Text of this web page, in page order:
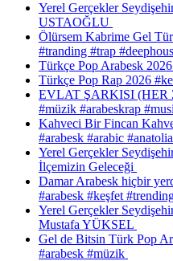
Yerel Gerçekler
USTAOĞLU
Ölürsem Kabrime Gel
#tranding #trap
Türkçe Pop Arabesk
Türkçe Pop Rap 2026
EVLAT ŞARKISI
#müzik #arabeskrap
Kahveci Bir Fincan
#arabesk #arabic
Yerel Gerçekler
İlçemizin Geleceği
Damar Arabesk hiçbir
#arabesk #keşfet
Yerel Gerçekler
Mustafa YÜKSEL
Gel de Bitsin Türk Pop
#arabesk #müzik